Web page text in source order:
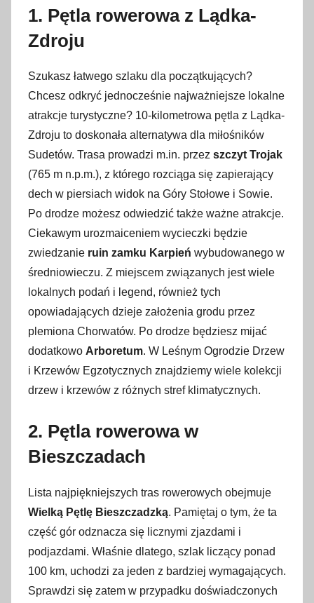
o
1
8
a
r
c
a
2
0
2
4
1. Pętla rowerowa z Lądka-
Zdroju
Szukasz łatwego szlaku dla początkujących?
Chcesz odkryć jednocześnie najważniejsze lokalne
atrakcje turystyczne? 10-kilometrowa pętla z Lądka-
Zdroju to doskonała alternatywa dla miłośników
Sudetów. Trasa prowadzi m.in. przez szczyt Trojak
(765 m n.p.m.), z którego rozciąga się zapierający
dech w piersiach widok na Góry Stołowe i Sowie.
Po drodze możesz odwiedzić także ważne atrakcje.
Ciekawym urozmaiceniem wycieczki będzie
zwiedzanie ruin zamku Karpień wybudowanego w
średniowieczu. Z miejscem związanych jest wiele
lokalnych podań i legend, również tych
opowiadających dzieje założenia grodu przez
plemiona Chorwatów. Po drodze będziesz mijać
dodatkowo Arboretum. W Leśnym Ogrodzie Drzew
i Krzewów Egzotycznych znajdziemy wiele kolekcji
drzew i krzewów z różnych stref klimatycznych.
2. Pętla rowerowa w
Bieszczadach
Lista najpiękniejszych tras rowerowych obejmuje
Wielką Pętlę Bieszczadzką. Pamiętaj o tym, że ta
część gór odznacza się licznymi zjazdami i
podjazdami. Właśnie dlatego, szlak liczący ponad
100 km, uchodzi za jeden z bardziej wymagających.
Sprawdzi się zatem w przypadku doświadczonych